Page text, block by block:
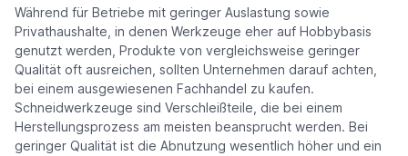
Während für Betriebe mit geringer Auslastung sowie
Privathaushalte, in denen Werkzeuge eher auf Hobbybasis
genutzt werden, Produkte von vergleichsweise geringer
Qualität oft ausreichen, sollten Unternehmen darauf achten,
bei einem ausgewiesenen Fachhandel zu kaufen.
Schneidwerkzeuge sind Verschleißteile, die bei einem
Herstellungsprozess am meisten beansprucht werden. Bei
geringer Qualität ist die Abnutzung wesentlich höher und ein